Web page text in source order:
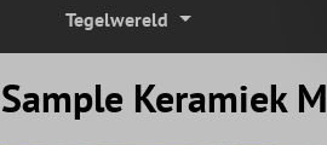
Tegelwereld
Sample Keramiek